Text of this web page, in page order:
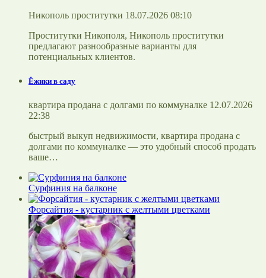
Никополь проститутки 18.07.2026 08:10
Проститутки Никополя, Никополь проститутки
предлагают разнообразные варианты для
потенциальных клиентов.
Ёжики в саду
квартира продана с долгами по коммуналке 12.07.2026
22:38
быстрый выкуп недвижимости, квартира продана с
долгами по коммуналке — это удобный способ продать
ваше…
Сурфиния на балконе
Форсайтия - кустарник с желтыми цветками